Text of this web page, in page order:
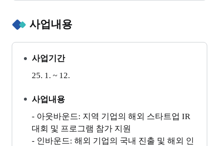
사업내용
사업기간
25. 1. ~ 12.
사업내용
- 아웃바운드: 지역 기업의 해외 스타트업 IR
대회 및 프로그램 참가 지원
- 인바운드: 해외 기업의 국내 진출 및 해외 인